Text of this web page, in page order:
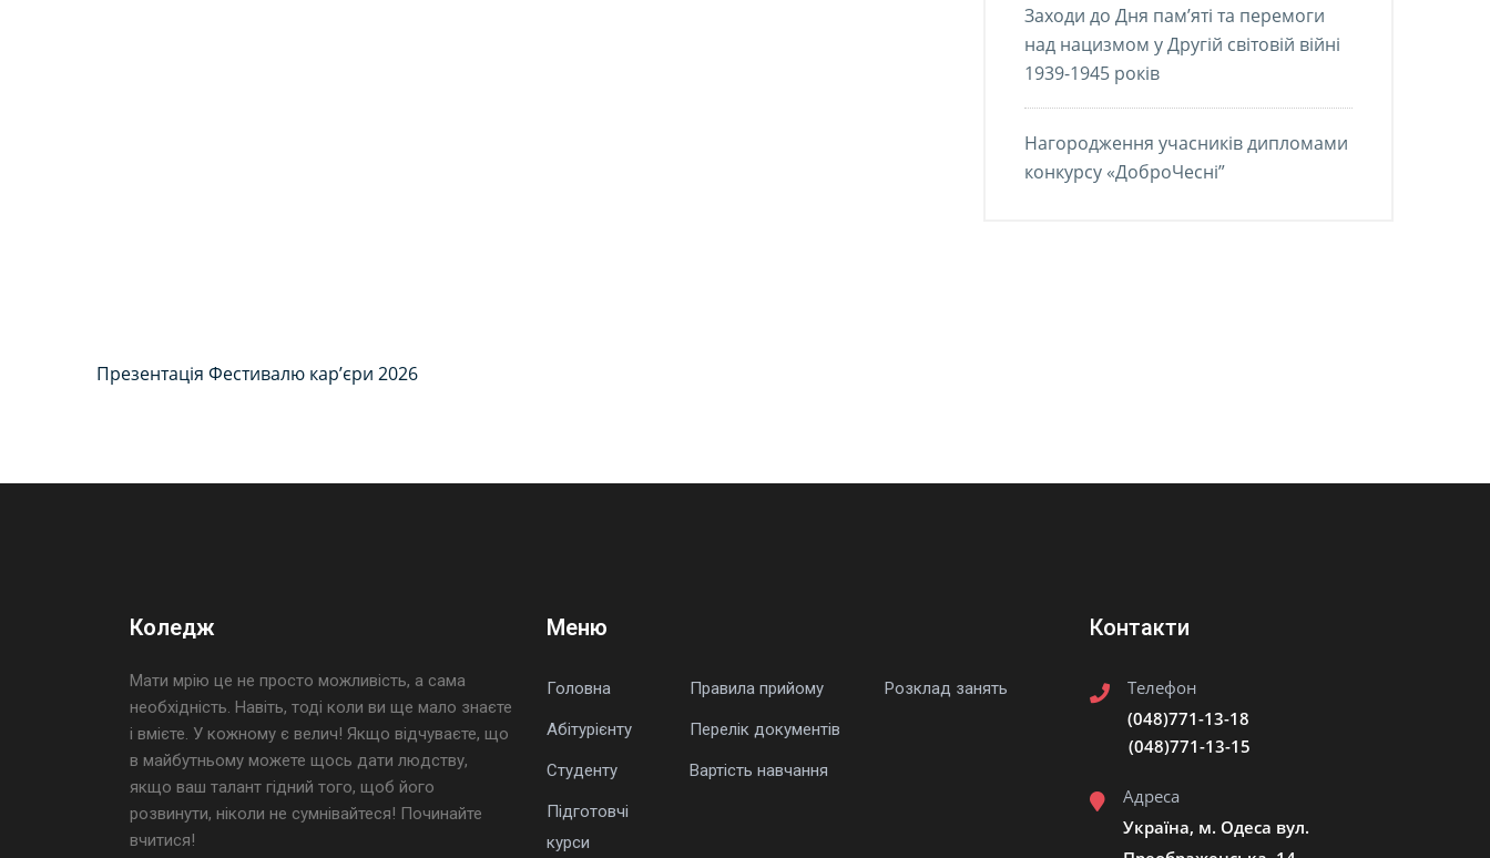
Презентація Фестивалю кар’єри 2026
Заходи до Дня пам’яті та перемоги
над нацизмом у Другій світовій війні
1939-1945 років
Нагородження учасників дипломами
конкурсу «ДоброЧесні”
Коледж
Мати мрію це не просто можливість, а сама
необхідність. Навіть, тоді коли ви ще мало знаєте
і вмієте. У кожному є велич! Якщо відчуваєте, що
в майбутньому можете щось дати людству,
якщо ваш талант гідний того, щоб його
розвинути, ніколи не сумнівайтеся! Починайте
вчитися!
Меню
Головна
Абітурієнту
Студенту
Підготовчі
курси
Правила прийому
Перелік документів
Вартість навчання
Розклад занять
Контакти
Телефон
(048)771-13-18
(048)771-13-15
Адреса
Україна, м. Одеса вул.